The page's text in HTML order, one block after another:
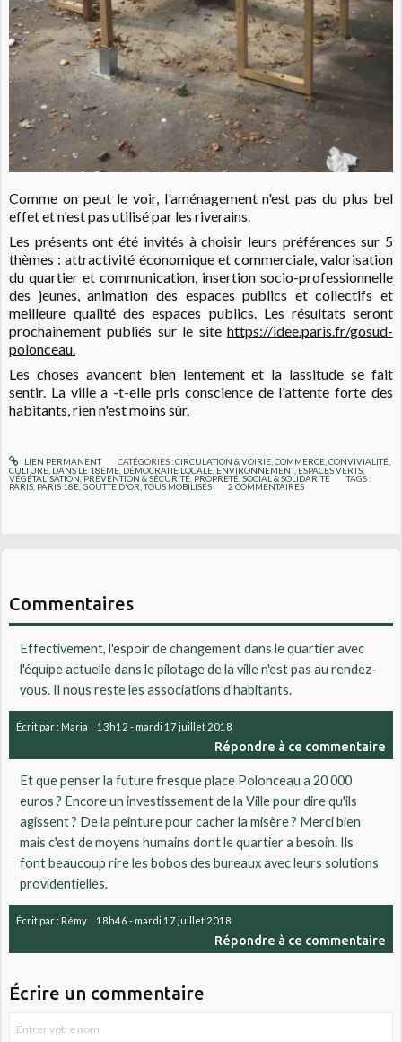
Comme on peut le voir, l'aménagement n'est pas du plus bel
effet et n'est pas utilisé par les riverains.
Les présents ont été invités à choisir leurs préférences sur 5
thèmes : attractivité économique et commerciale, valorisation
du quartier et communication, insertion socio-professionnelle
des jeunes, animation des espaces publics et collectifs et
meilleure qualité des espaces publics. Les résultats seront
prochainement publiés sur le site https://idee.paris.fr/gosud-
polonceau.
Les choses avancent bien lentement et la lassitude se fait
sentir. La ville a -t-elle pris conscience de l'attente forte des
habitants, rien n'est moins sûr.
LIEN PERMANENT CATÉGORIES :CIRCULATION & VOIRIE, COMMERCE, CONVIVIALITÉ,
CULTURE DANS LE 18ÈME DÉMOCRATIE LOCALE ENVIRONNEMENT, ESPACES VERTS,
VÉGÉTALISATION PRÉVENTION & SÉCURITÉ PROPRETÉ ,SOCIAL & SOLIDARITÉ TAGS :
PARIS PARIS 18E,GOUTTE D'OR ,TOUS MOBILISÉS 2 COMMENTAIRES
Commentaires
Effectivement, l'espoir de changement dans le quartier avec
l'équipe actuelle dans le pilotage de la ville n'est pas au rendez-
vous. Il nous reste les associations d'habitants.
Écrit par : Maria 13h12 - mardi 17juillet 2018
Répondre à ce commentaire
Et que penser la future fresque place Polonceau a 20 000
euros ? Encore un investissement de la Ville pour dire qu'ils
agissent ? De la peinture pour cacher la misère ? Merci bien
mais c'est de moyens humains dont le quartier a besoin. Ils
font beaucoup rire les bobos des bureaux avec leurs solutions
providentielles.
Écrit par : Rémy 18h46 - mardi 17juillet 2018
Répondre à ce commentaire
Écrire un commentaire